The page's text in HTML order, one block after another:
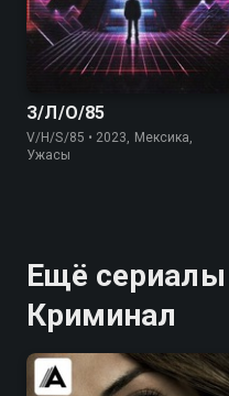
5.7 5.6
З/Л/О/85
V/H/S/85 • 2023, Мексика,
Ужасы
Ещё
Криминал